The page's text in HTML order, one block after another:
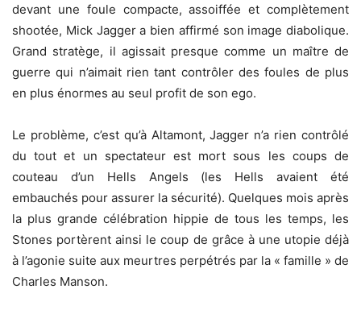
devant une foule compacte, assoiffée et complètement
shootée, Mick Jagger a bien affirmé son image diabolique.
Grand stratège, il agissait presque comme un maître de
guerre qui n’aimait rien tant contrôler des foules de plus
en plus énormes au seul profit de son ego.
Le problème, c’est qu’à Altamont, Jagger n’a rien contrôlé
du tout et un spectateur est mort sous les coups de
couteau d’un Hells Angels (les Hells avaient été
embauchés pour assurer la sécurité). Quelques mois après
la plus grande célébration hippie de tous les temps, les
Stones portèrent ainsi le coup de grâce à une utopie déjà
à l’agonie suite aux meurtres perpétrés par la « famille » de
Charles Manson.